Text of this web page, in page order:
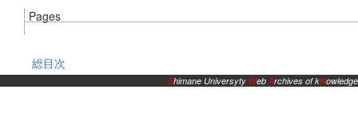
Pages
総目次
Shimane Universyty WebArchives of kNowledge